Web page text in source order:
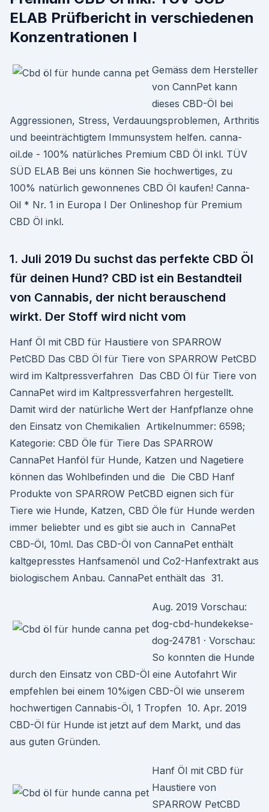
ELAB Prüfbericht in verschiedenen
Konzentrationen I
Gemäss dem Hersteller
von CannPet kann
dieses CBD-Öl bei
Aggressionen, Stress, Verdauungsproblemen, Arthritis
und beeinträchtigtem Immunsystem helfen. canna-
oil.de - 100% natürliches Premium CBD Öl inkl. TÜV
SÜD ELAB Bei uns können Sie hochwertiges, zu
100% natürlich gewonnenes CBD Öl kaufen! Canna-
Oil * Nr. 1 in Europa I Der Onlineshop für Premium
CBD Öl inkl.
1. Juli 2019 Du suchst das perfekte CBD Öl
für deinen Hund? CBD ist ein Bestandteil
von Cannabis, der nicht berauschend
wirkt. Der Stoff wird nicht vom
Hanf Öl mit CBD für Haustiere von SPARROW
PetCBD Das CBD Öl für Tiere von SPARROW PetCBD
wird im Kaltpressverfahren Das CBD Öl für Tiere von
CannaPet wird im Kaltpressverfahren hergestellt.
Damit wird der natürliche Wert der Hanfpflanze ohne
den Einsatz von Chemikalien Artikelnummer: 6598;
Kategorie: CBD Öle für Tiere Das SPARROW
CannaPet Hanföl für Hunde, Katzen und Nagetiere
können das Wohlbefinden und die Die CBD Hanf
Produkte von SPARROW PetCBD eignen sich für
Tiere wie Hunde, Katzen, CBD Öle für Hunde werden
immer beliebter und es gibt sie auch in CannaPet
CBD-Öl, 10ml. Das CBD-Öl von CannaPet enthält
kaltgepresstes Hanfsamenöl und Co2-Hanfextrakt aus
biologischem Anbau. CannaPet enthält das 31.
Aug. 2019 Vorschau:
dog-cbd-hundekekse-
dog-24781 · Vorschau:
So konnten die Hunde
durch den Einsatz von CBD-Öl eine Autofahrt Wir
empfehlen bei einem 10%igen CBD-Öl wie unserem
hochwertigen Cannabis-Öl, 1 Tropfen 10. Apr. 2019
CBD-Öl für Hunde ist jetzt auf dem Markt, und das
aus guten Gründen.
Hanf Öl mit CBD für
Haustiere von
SPARROW PetCBD